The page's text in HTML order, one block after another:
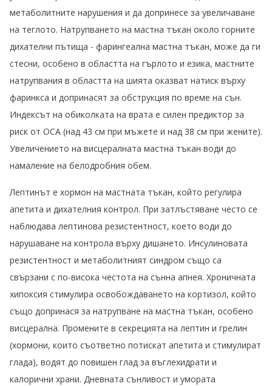
метаболитните нарушения и да допринесе за увеличаване
на теглото. Натрупването на мастна тъкан около горните
дихателни пътища - фарингеална мастна тъкан, може да ги
стесни, особено в областта на гърлото и езика, мастните
натрупвания в областта на шията оказват натиск върху
фаринкса и допринасят за обструкция по време на сън.
Индексът на обиколката на врата е силен предиктор за
риск от ОСА (над 43 см при мъжете и над 38 см при жените).
Увеличението на висцералната мастна тъкан води до
намаление на белодробния обем.
Лептинът е хормон на мастната тъкан, който регулира
апетита и дихателния контрол. При затлъстяване често се
наблюдава лептинова резистентност, което води до
нарушаване на контрола върху дишането. Инсулиновата
резистентност и метаболитният синдром също са
свързани с по-висока честота на сънна апнея. Хроничната
хипоксия стимулира освобождаването на кортизол, който
също допринася за натрупване на мастна тъкан, особено
висцерална. Промените в секрецията на лептин и грелин
(хормони, които съответно потискат апетита и стимулират
глада), водят до повишен глад за въглехидрати и
калорични храни. Дневната сънливост и умората